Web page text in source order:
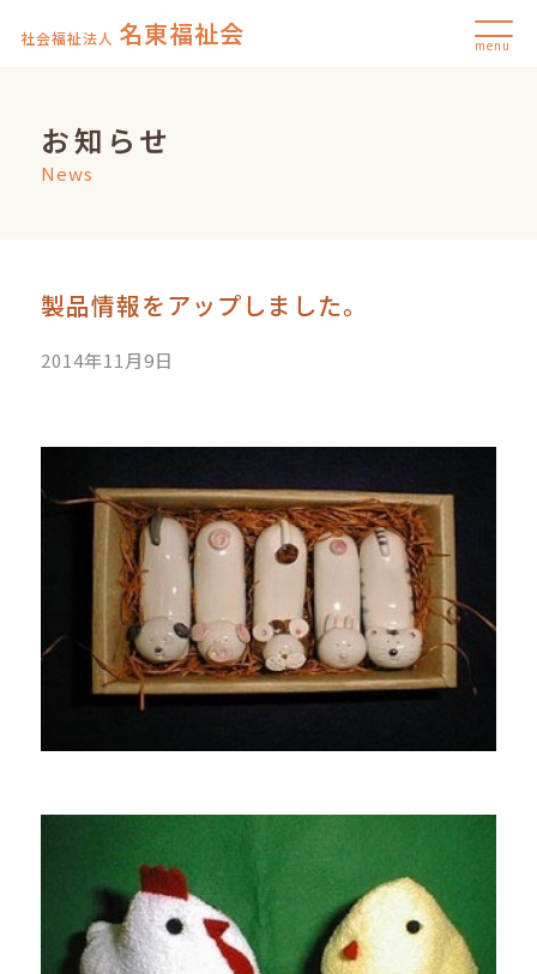
社会福祉法人 名東福祉会 menu
お知らせ
News
製品情報をアップしました。
2014年11月9日